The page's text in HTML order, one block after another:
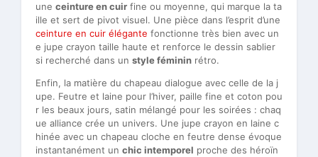
une ceinture en cuir fine ou moyenne, qui marque la ta
ille et sert de pivot visuel. Une pièce dans l’esprit d’une
ceinture en cuir élégante fonctionne très bien avec un
e jupe crayon taille haute et renforce le dessin sablier
si recherché dans un style féminin rétro.
Enfin, la matière du chapeau dialogue avec celle de la j
upe. Feutre et laine pour l’hiver, paille fine et coton pou
r les beaux jours, satin mélangé pour les soirées : chaq
ue alliance crée un univers. Une jupe crayon en laine c
hinée avec un chapeau cloche en feutre dense évoque
instantanément un chic intemporel proche des héroïn